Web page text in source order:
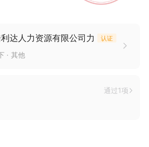
达人力资源有限公司力 认证
其他
通过1项